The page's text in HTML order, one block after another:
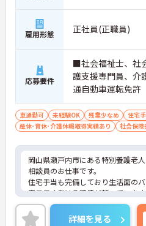
雇用形態 正社員(正職員)
応募要件
■社会福祉士、社
護支援専門員、
通自動車運転免
車通勤可 未経験OK 残業少なめ
住宅
産休･育休･介護休暇取得実績あり
社会保険
岡山県瀬戸内市にある特別養護老
相談員のお仕事です。
住宅手当も完備しており生活面の
実◎長く働ける環境が整っていま
ご興味がある方は是非一度マイナ
せください。さらに詳細などお伝
詳細を見る